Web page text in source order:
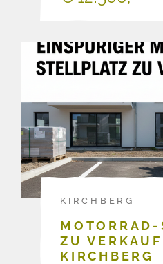
KIRCHBERG
ZU
KIRCHBERG